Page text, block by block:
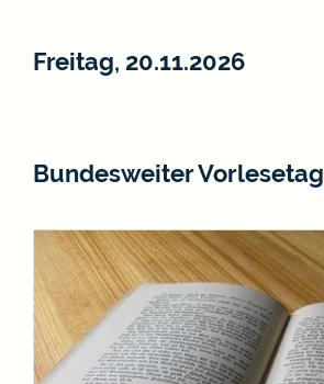
Freitag, 20.11.2026
Bundesweiter Vorlesetag